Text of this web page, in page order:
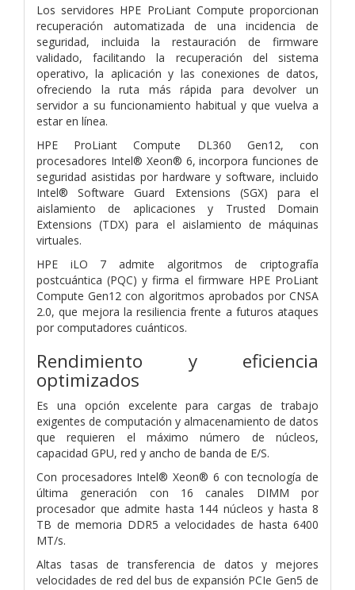
Los servidores HPE ProLiant Compute proporcionan
recuperación automatizada de una incidencia de
seguridad, incluida la restauración de firmware
validado, facilitando la recuperación del sistema
operativo, la aplicación y las conexiones de datos,
ofreciendo la ruta más rápida para devolver un
servidor a su funcionamiento habitual y que vuelva a
estar en línea.
HPE ProLiant Compute DL360 Gen12, con
procesadores Intel® Xeon® 6, incorpora funciones de
seguridad asistidas por hardware y software, incluido
Intel® Software Guard Extensions (SGX) para el
aislamiento de aplicaciones y Trusted Domain
Extensions (TDX) para el aislamiento de máquinas
virtuales.
HPE iLO 7 admite algoritmos de criptografía
postcuántica (PQC) y firma el firmware HPE ProLiant
Compute Gen12 con algoritmos aprobados por CNSA
2.0, que mejora la resiliencia frente a futuros ataques
por computadores cuánticos.
Rendimiento y eficiencia
optimizados
Es una opción excelente para cargas de trabajo
exigentes de computación y almacenamiento de datos
que requieren el máximo número de núcleos,
capacidad GPU, red y ancho de banda de E/S.
Con procesadores Intel® Xeon® 6 con tecnología de
última generación con 16 canales DIMM por
procesador que admite hasta 144 núcleos y hasta 8
TB de memoria DDR5 a velocidades de hasta 6400
MT/s.
Altas tasas de transferencia de datos y mejores
velocidades de red del bus de expansión PCIe Gen5 de